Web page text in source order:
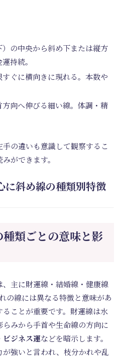
）の中央から斜め下または縦方
持続。
すぐに横向きに現れる。本数や
方向へ伸びる細い線。体調・精
の違いも意識して観察するこ
ができます。
に斜め線の種類別特徴
類ごとの意味と影
主に財運線・結婚線・健康線
の線には異なる特徴と意味があ
ことが重要です。財運線は水
みから手首や生命線の方向に
ビジネス運などを暗示します。
強いと言われ、枝分かれや乱